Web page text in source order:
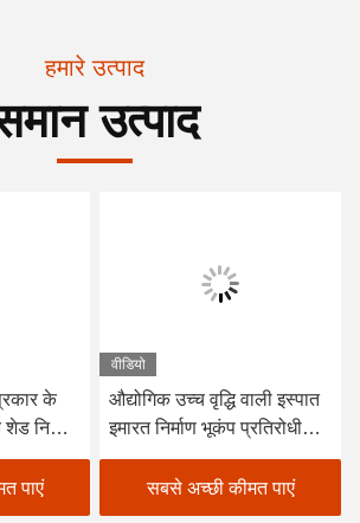
हमारे उत्पाद
उत्पाद
के
निर्माण
पाएं
वीडियो
औद्योगिक उच्च वृद्धि वाली इस्पात
इमारत निर्माण भूकंप प्रतिरोधी
पूर्वनिर्मित गोदाम भवन
सबसे अच्छी कीमत पाएं